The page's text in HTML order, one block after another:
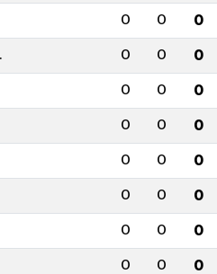
0 0 0
0 0 0
0 0 0
0 0 0
0 0 0
0 0 0
0 0 0
0 0 0